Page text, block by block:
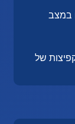
במצב
של